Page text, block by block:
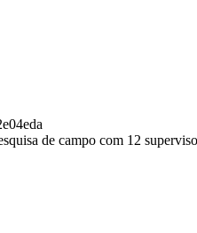
de campo com 12